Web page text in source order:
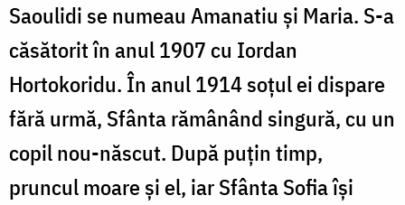
Saoulidi se numeau Amanatiu și Maria. S-a
căsătorit în anul 1907 cu Iordan
Hortokoridu. În anul 1914 soțul ei dispare
fără urmă, Sfânta rămânând singură, cu un
copil nou-născut. După puțin timp,
pruncul moare și el, iar Sfânta Sofia își